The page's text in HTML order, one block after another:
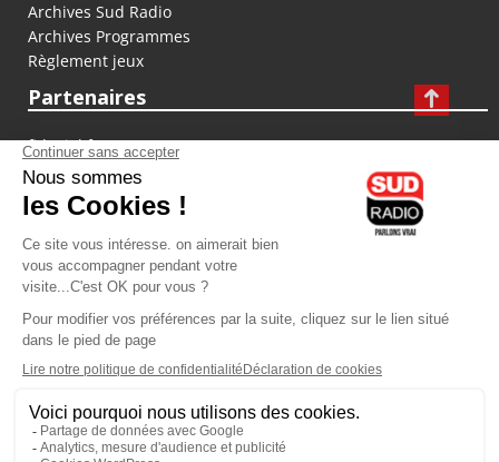
Archives Sud Radio
Archives Programmes
Règlement jeux
Partenaires
fiducial.fr
lyoncapitale.fr
olympique-et-lyonnais.com
L'application Iphone / Android
Téléchargez l'application
Les cookies
Gestion des cookies